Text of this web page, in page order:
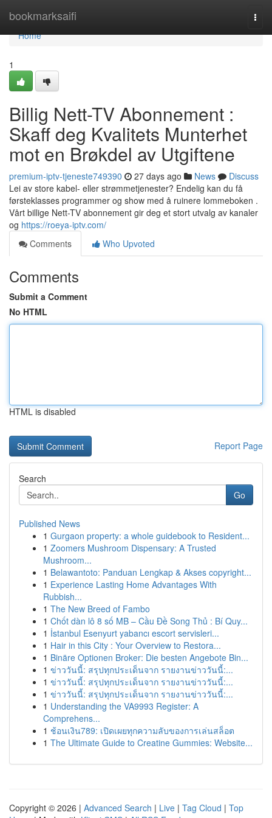
bookmarksaifi
Home
Home
1
Billig Nett-TV Abonnement :
Skaff deg Kvalitets Munterhet
mot en Brøkdel av Utgiftene
premium-iptv-tjeneste749390 27 days ago News
Discuss
Lei av store kabel- eller strømmetjenester? Endelig kan du få
førsteklasses programmer og show med å ruinere lommeboken .
Vårt billige Nett-TV abonnement gir deg et stort utvalg av kanaler
og https://roeya-iptv.com/
Comments
Who Upvoted
Comments
Submit a Comment
No HTML
HTML is disabled
Report Page
Search
Go
Published News
1 Gurgaon property: a whole guidebook to Resident...
1 Zoomers Mushroom Dispensary: A Trusted
Mushroom...
1 Belawantoto: Panduan Lengkap & Akses copyright...
1 Experience Lasting Home Advantages With
Rubbish...
1 The New Breed of Fambo
1 Chốt dàn lô 8 số MB – Cầu Đề Song Thủ : Bí Quy...
1 İstanbul Esenyurt yabancı escort servisleri...
1 Hair in this City : Your Overview to Restora...
1 Binäre Optionen Broker: Die besten Angebote Bin...
1 ข่าววันนี้: สรุปทุกประเด็นจาก รายงานข่าววันนี้:...
1 ข่าววันนี้: สรุปทุกประเด็นจาก รายงานข่าววันนี้:...
1 ข่าววันนี้: สรุปทุกประเด็นจาก รายงานข่าววันนี้:...
1 Understanding the VA9993 Register: A
Comprehens...
1 ช้อนเงิน789: เปิดเผยทุกความลับของการเล่นสล็อต
1 The Ultimate Guide to Creatine Gummies: Website...
Copyright © 2026 | Advanced Search | Live | Tag Cloud | Top